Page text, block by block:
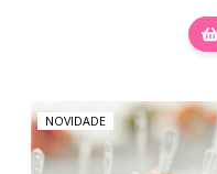
NOVIDADE